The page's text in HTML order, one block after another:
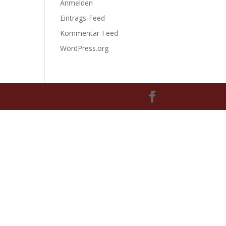
Anmelden
Eintrags-Feed
Kommentar-Feed
WordPress.org